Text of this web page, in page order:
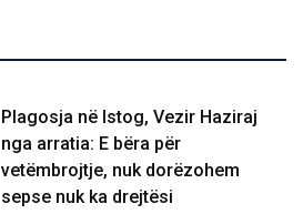
Plagosja në Istog, Vezir Haziraj
nga arratia: E bëra për
vetëmbrojtje, nuk dorëzohem
sepse nuk ka drejtësi